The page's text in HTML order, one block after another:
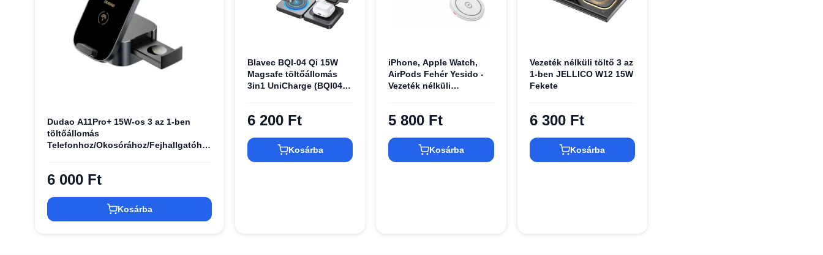
Dudao A11Pro+ 15W-os 3 az 1-ben
töltőállomás
Telefonhoz/Okosórához/Fejhallgatóhoz
6 000 Ft
Kosárba
Blavec BQI-04 Qi 15W
Magsafe töltőállomás
3in1 UniCharge (BQI04-
6 200 Ft
Kosárba
iPhone, Apple Watch,
AirPods Fehér Yesido -
Vezeték nélküli
Összecsukható, Tartó,
5 800 Ft
Kosárba
Vezeték nélküli töltő 3 az
1-ben JELLICO W12 15W
Fekete
6 300 Ft
Kosárba